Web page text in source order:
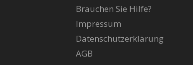
Brauchen Sie Hilfe?
Impressum
Datenschutzerklärung
AGB